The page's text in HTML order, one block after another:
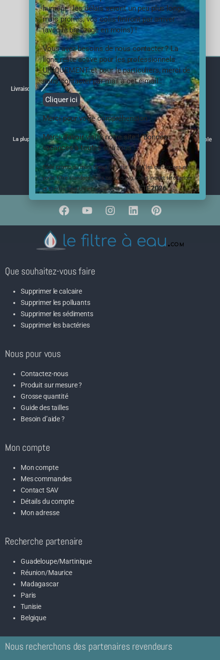
Livraison rapide, partout en France Service client - Par mail
La plupart de nos produits ont l'ACS Commande de gros volume possible
Paiement sécurisé 3DSecure
Que souhaitez-vous faire
Supprimer le calcaire
Supprimer les polluants
Supprimer les sédiments
Supprimer les bactéries
Nous pour vous
Contactez-nous
Produit sur mesure ?
Grosse quantité
Guide des tailles
Besoin d’aide ?
Mon compte
Mon compte
Mes commandes
Contact SAV
Détails du compte
Mon adresse
Recherche partenaire
Guadeloupe/Martinique
Réunion/Maurice
Madagascar
Paris
Tunisie
Belgique
Nous recherchons des partenaires revendeurs
humeur… les délais seront un peu plus longs,
mais promis, vos colis finiront par arriver
(avec le bronzage en moins) !
Vous avez besoins de nous contacter ? La
ligne reste active pour les professionnels
UNIQUEMENT et pour le particuliers, merci de
nous contacter par mail à cet e-mail :
Cliquer ici
Merci pour votre compréhension
Merci d’avoir visité notre site ! Bonnes
vacances à toutes et à tous !
Code promo du mois d’aout 10% sur toutes les cartouches et
porte filtre standard (hors cartons, big, carte inox et tête laiton
et stérilisateur UV et ses accessoires) :ÉTÉ2026